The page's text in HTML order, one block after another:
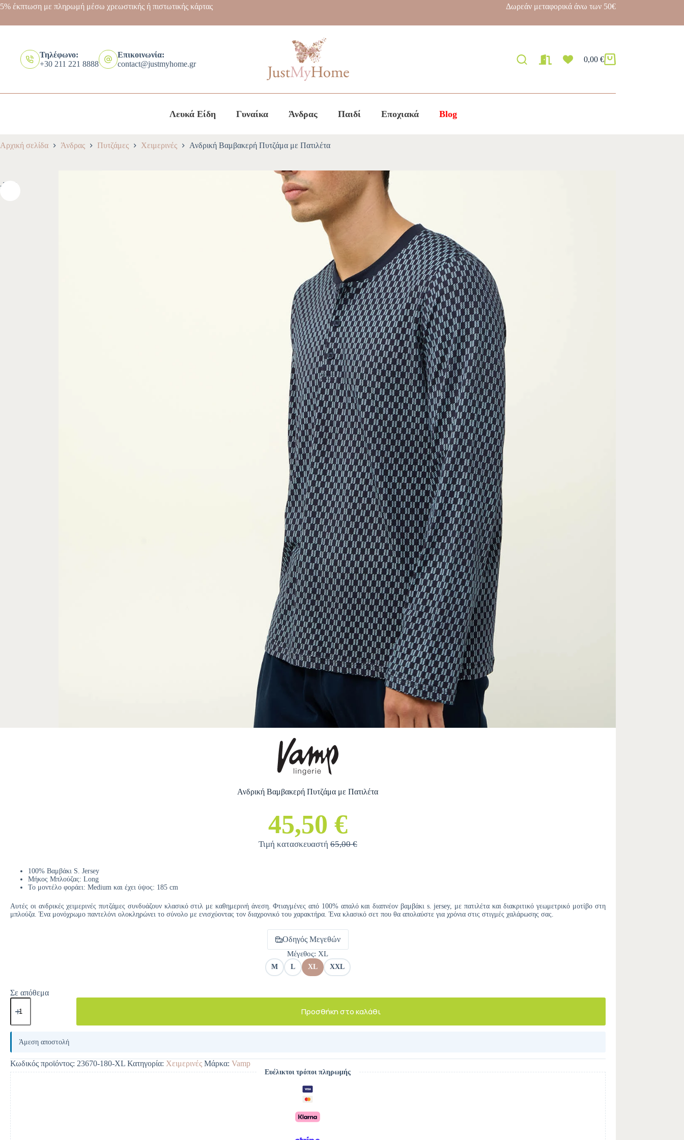
5% έκπτωση με πληρωμή μέσω χρεωστικής ή πιστωτικής κάρτας Δωρεάν μεταφορικά άνω των 50€
Τηλέφωνο:
+30 211 221 8888
Επικοινωνία:
contact@justmyhome.gr
0,00 €
Λευκά Είδη Γυναίκα Άνδρας Παιδί Εποχιακά Blog
Αρχική σελίδα Άνδρας Πυτζάμες Χειμερινές Ανδρική Βαμβακερή Πυτζάμα με Πατιλέτα
-30%
Ανδρική Βαμβακερή Πυτζάμα με Πατιλέτα
45,50 €
Τιμή κατασκευαστή65,00 €
100% Βαμβάκι S. Jersey
Μήκος Μπλούζας: Long
Το μοντέλο φοράει: Medium και έχει ύψος: 185 cm
Αυτές οι ανδρικές χειμερινές πυτζάμες συνδυάζουν κλασικό στιλ με καθημερινή άνεση. Φτιαγμένες από 100% απαλό και διαπνέον βαμβάκι s. jersey, με πατιλέτα και διακριτικό γεωμετρικό μοτίβο στη
μπλούζα. Ένα μονόχρωμο παντελόνι ολοκληρώνει το σύνολο με ενισχύοντας τον διαχρονικό του χαρακτήρα. Ένα κλασικό σετ που θα απολαύστε για χρόνια στις στιγμές χαλάρωσης σας.
Οδηγός Μεγεθών
Μέγεθος: XL
M L XL XXL
Σε απόθεμα
Προσθήκη στο καλάθι
A
e
r
n
a
t
i
v
e
:
Άμεση αποστολή
Κωδικός προϊόντος: 23670-180-XL Κατηγορία: Χειμερινές Μάρκα: Vamp
Ευέλικτοι τρόποι πληρωμής